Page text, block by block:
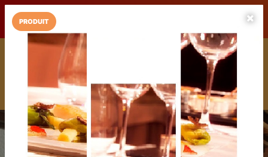
LaCarte Play Store
Installez l'App LaCarte
Téléchargez gratuitement l'app LaCarte pour suivre vos
commerces favoris et ne rien rater !
Télécharger Plus tard
PRODUIT